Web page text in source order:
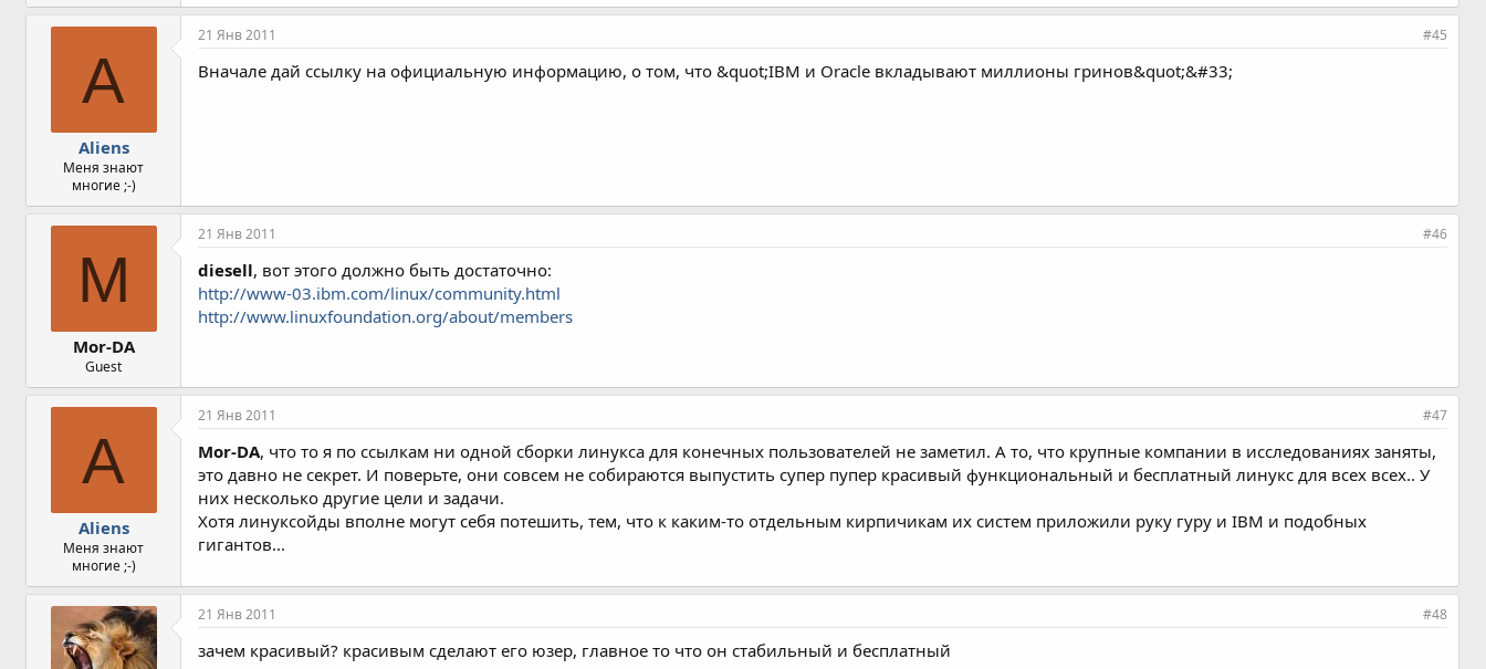
A
Aliens
Меня знают
многие ;-)
21 Янв 2011 #45
Вначале дай ссылку на официальную информацию, о том, что &quot;IBM и Oracle вкладывают миллионы гринов&quot;&#33;
M
Mor-DA
Guest
21 Янв 2011 #46
diesell, вот этого должно быть достаточно:
http://www-03.ibm.com/linux/community.html
http://www.linuxfoundation.org/about/members
A
Aliens
Меня знают
многие ;-)
21 Янв 2011 #47
Mor-DA, что то я по ссылкам ни одной сборки линукса для конечных пользователей не заметил. А то, что крупные компании в исследованиях заняты,
это давно не секрет. И поверьте, они совсем не собираются выпустить супер пупер красивый функциональный и бесплатный линукс для всех всех.. У
них несколько другие цели и задачи.
Хотя линуксойды вполне могут себя потешить, тем, что к каким-то отдельным кирпичикам их систем приложили руку гуру и IBM и подобных
гигантов...
21 Янв 2011 #48
зачем красивый? красивым сделают его юзер, главное то что он стабильный и бесплатный